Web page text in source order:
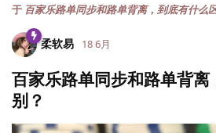
于 百家乐路单同步和路单背离，到底有什么
柔软易 18 6月
百家乐路单同步和路单背
别？